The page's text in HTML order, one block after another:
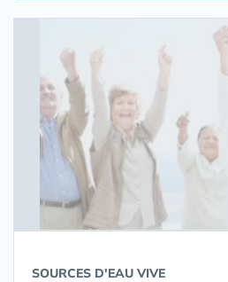
SOURCES D'EAU VIVE